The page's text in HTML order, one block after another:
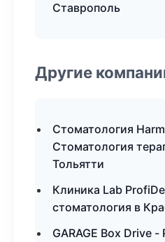
Ставрополь
Другие
Стоматология
Стоматология
Тольятти
Клиника Lab
стоматология в
GARAGE Box Drive -